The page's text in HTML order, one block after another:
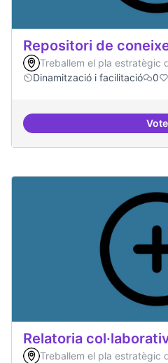
Repositori de
Treballem el pla estratègic
Dinamització i facilitació
0
Vote
Relatoria
Treballem el pla estratègic